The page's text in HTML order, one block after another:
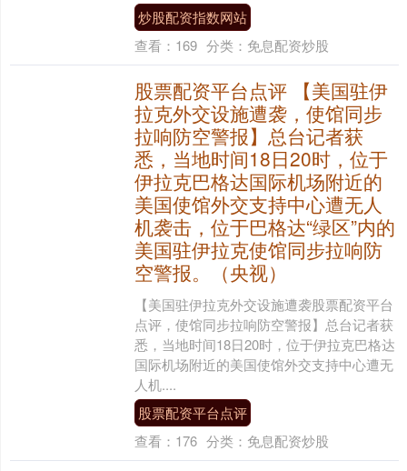
炒股配资指数网站
查看： 169 分类： 免息配资炒股
股票配资平台点评 【美国驻伊
拉克外交设施遭袭，使馆同步
拉响防空警报】总台记者获
悉，当地时间18日20时，位于
伊拉克巴格达国际机场附近的
美国使馆外交支持中心遭无人
机袭击，位于巴格达“绿区”内的
美国驻伊拉克使馆同步拉响防
空警报。（央视）
【美国驻伊拉克外交设施遭袭股票配资平台
点评，使馆同步拉响防空警报】总台记者获
悉，当地时间18日20时，位于伊拉克巴格达
国际机场附近的美国使馆外交支持中心遭无
人机....
股票配资平台点评
查看： 176 分类： 免息配资炒股